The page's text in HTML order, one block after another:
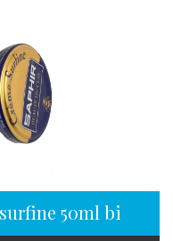
50ml biscuit